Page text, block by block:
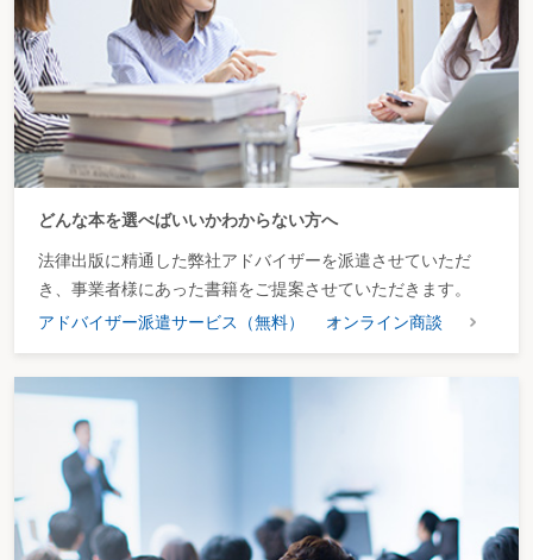
どんな本を選べばいいかわからない方へ
法律出版に精通した弊社アドバイザーを派遣させていただ
き、事業者様にあった書籍をご提案させていただきます。
アドバイザー派遣サービス（無料）
オンライン商談